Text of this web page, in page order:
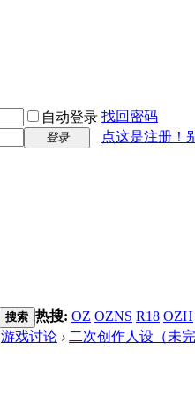
自动登录 找回密码
登录
点这是注册！
搜索 热搜: OZ OZNS R18 OZH
游戏讨论 › 二次创作人设（未完